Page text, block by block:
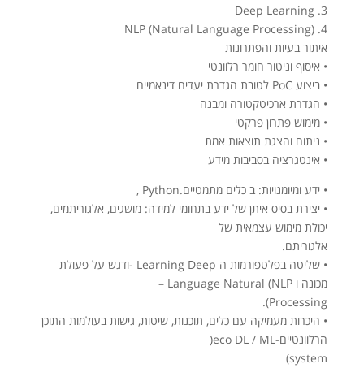
Deep Learning .3
NLP (Natural Language Processing) .4
איתור בעיות והפתרונות
• איסוף וניטור חומר רלוונטי
• ביצוע PoC לטובת הגדרת יעדים דינאמיים
• הגדרת ארכיטקטורה ומבנה
• מימוש פתרון פרקטי
• ניתוח והצגת תוצאות אמת
• אינטגרציה בסביבות מידע
• ידע ומיומנויות: ב כלים מתמטיים.Python ,
• יצירת בסיס איתן של ידע בתחומי למידה: מושגים, אלגוריתמים,
יכולת מימוש עצמאית של
אלגוריתם.
• שליטה בפלטפורמות ה Learning Deep -ודגש על פעולת
מכונה ו Language Natural (NLP –
Processing).
• היכרות מעמיקה עם כלים, תוכנות, שיטות, גישות בעולמות התוכן
הרלוונטיים-eco DL / ML(
system)